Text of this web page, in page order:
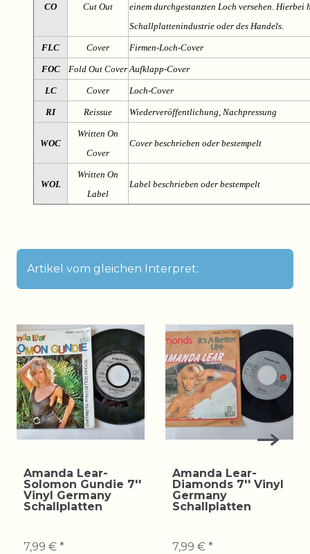
CO Cut Out
einem durchgestanzten Loch versehen. Hierbei
Schallplattenindustrie oder des Handels.
FLC Cover Firmen-Loch-Cover
FOC Fold Out Cover Aufklapp-Cover
LC Cover Loch-Cover
RI Reissue Wiederveröffentlichung, Nachpressung
WOC
Written On
Cover
Cover beschrieben oder bestempelt
WOL
Written On
Label
Label beschrieben oder bestempelt
Artikel vom gleichen Interpret:
Amanda Lear-
Solomon Gundie 7''
Vinyl Germany
Schallplatten
7,99 € *
Amanda Lear-
Diamonds 7'' Vinyl
Germany
Schallplatten
7,99 € *